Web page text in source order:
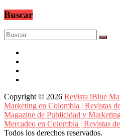
Buscar
Copyright © 2026 Revista iBlue
Marketing en Colombia | Revistas
Magazine de Publicidad y
Mercadeo en Colombia | Revistas
Todos los derechos reservados.